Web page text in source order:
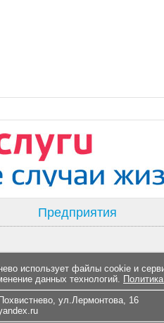
Предприятия
использует файлы cookie и
данных технологий.
ул.Лермонтова, 16